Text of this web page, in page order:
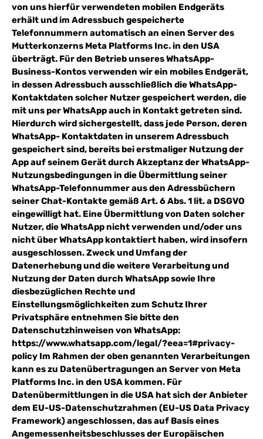
von uns hierfür verwendeten mobilen Endgeräts
erhält und im Adressbuch gespeicherte
Telefonnummern automatisch an einen Server des
Mutterkonzerns Meta Platforms Inc. in den USA
überträgt. Für den Betrieb unseres WhatsApp-
Business-Kontos verwenden wir ein mobiles Endgerät,
in dessen Adressbuch ausschließlich die WhatsApp-
Kontaktdaten solcher Nutzer gespeichert werden, die
mit uns per WhatsApp auch in Kontakt getreten sind.
Hierdurch wird sichergestellt, dass jede Person, deren
WhatsApp- Kontaktdaten in unserem Adressbuch
gespeichert sind, bereits bei erstmaliger Nutzung der
App auf seinem Gerät durch Akzeptanz der WhatsApp-
Nutzungsbedingungen in die Übermittlung seiner
WhatsApp-Telefonnummer aus den Adressbüchern
seiner Chat-Kontakte gemäß Art. 6 Abs. 1 lit. a DSGVO
eingewilligt hat. Eine Übermittlung von Daten solcher
Nutzer, die WhatsApp nicht verwenden und/oder uns
nicht über WhatsApp kontaktiert haben, wird insofern
ausgeschlossen. Zweck und Umfang der
Datenerhebung und die weitere Verarbeitung und
Nutzung der Daten durch WhatsApp sowie Ihre
diesbezüglichen Rechte und
Einstellungsmöglichkeiten zum Schutz Ihrer
Privatsphäre entnehmen Sie bitte den
Datenschutzhinweisen von WhatsApp:
https://www.whatsapp.com/legal/?eea=1#privacy-
policy Im Rahmen der oben genannten Verarbeitungen
kann es zu Datenübertragungen an Server von Meta
Platforms Inc. in den USA kommen. Für
Datenübermittlungen in die USA hat sich der Anbieter
dem EU-US-Datenschutzrahmen (EU-US Data Privacy
Framework) angeschlossen, das auf Basis eines
Angemessenheitsbeschlusses der Europäischen